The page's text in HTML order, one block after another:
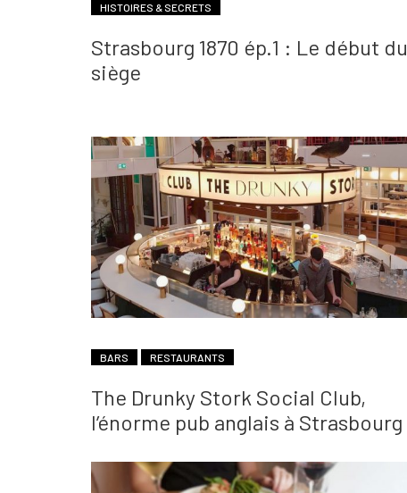
HISTOIRES & SECRETS
Strasbourg 1870 ép.1 : Le début du
siège
BARS RESTAURANTS
The Drunky Stork Social Club,
l’énorme pub anglais à Strasbourg